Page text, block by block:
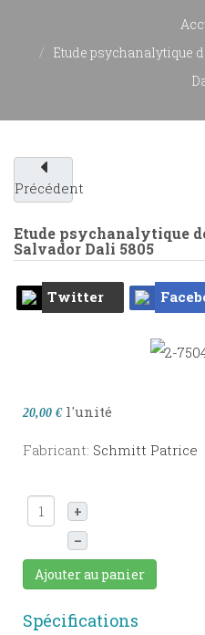
Etude psychanalytique
Précédent
Etude psychanalytique
Salvador Dali 5805
Twitter
20,00 € l'unité
Fabricant: Schmitt Patrice
+
–
Ajouter au panier
Spécifications